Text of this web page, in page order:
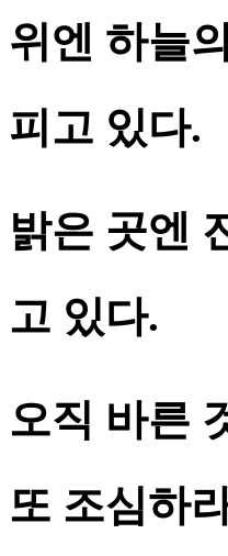
위엔 하늘
피고 있다.
밝은 곳엔
고 있다.
오직 바른
또 조심하